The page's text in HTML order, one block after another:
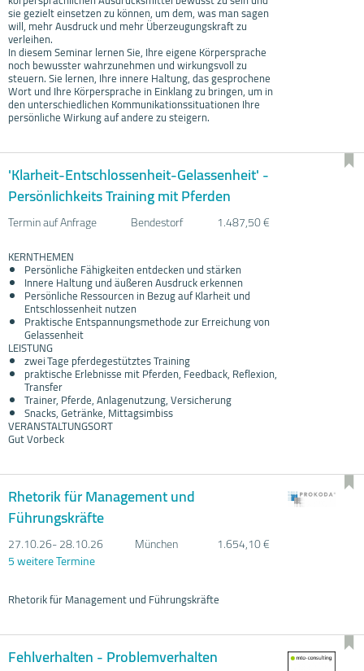
sie gezielt einsetzen zu können, um dem, was man sagen
will, mehr Ausdruck und mehr Überzeugungskraft zu
verleihen.
In diesem Seminar lernen Sie, Ihre eigene Körpersprache
noch bewusster wahrzunehmen und wirkungsvoll zu
steuern. Sie lernen, Ihre innere Haltung, das gesprochene
Wort und Ihre Körpersprache in Einklang zu bringen, um in
den unterschiedlichen Kommunikationssituationen Ihre
persönliche Wirkung auf andere zu steigern.
'Klarheit-Entschlossenheit-Gelassenheit' -
Persönlichkeits Training mit Pferden
Termin auf Anfrage Bendestorf 1.487,50 €
KERNTHEMEN
Persönliche Fähigkeiten entdecken und stärken
Innere Haltung und äußeren Ausdruck erkennen
Persönliche Ressourcen in Bezug auf Klarheit und
Entschlossenheit nutzen
Praktische Entspannungsmethode zur Erreichung von
Gelassenheit
LEISTUNG
zwei Tage pferdegestütztes Training
praktische Erlebnisse mit Pferden, Feedback, Reflexion,
Transfer
Trainer, Pferde, Anlagenutzung, Versicherung
Snacks, Getränke, Mittagsimbiss
VERANSTALTUNGSORT
Gut Vorbeck
Rhetorik für Management und
Führungskräfte
27.10.26- 28.10.26 München
1.654,10 €
5 weitere Termine
Rhetorik für Management und Führungskräfte
Fehlverhalten - Problemverhalten